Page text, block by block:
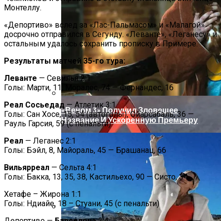
Летнюю Украинку С Признаками
Изнасилования: Мать Отрицает
Насилие
«Веном 3» Получил Зловещее
Название И Ускоренную Премьеру
Монтеллу.
«Депортиво» вслед за «Лас-Пальмасом» и «Малагой»
досрочно отправился в Сегунду. «Леванте», «Леганесу» и
остальным удалось сохранить прописку в Примере.
Результаты матчей 35-го тура:
Леванте — Севилья 2:1
Голы: Марти, 11, Моралес, 74 — Фернандес, 16
Реал Сосьедад — Атлетик 3:1
Голы: Сан Хосе, 15, 54 (автоголы), Ойарсабаль, 36 —
Рауль Гарсия, 59 (с пенальти)
Реал — Леганес 2:1
Голы: Бэйл, 8, Майораль, 45 — Брашанац, 66
Вильярреал — Сельта 4:1
Голы: Бакка, 13, 35, 38, Кастильехо, 90 — Систо, 34
Хетафе – Жирона 1:1
Голы: Ндиайе, 18 – Стуани, 45 (с пенальти)